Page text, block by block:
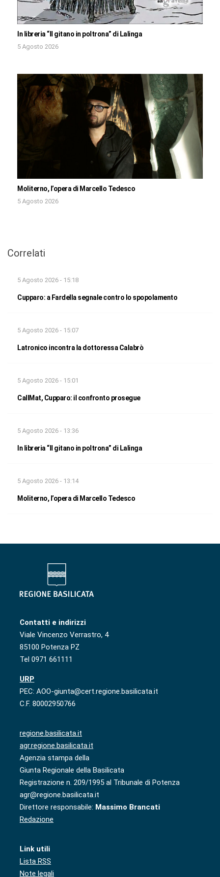
In libreria “Il gitano in poltrona” di Lalinga
5 Agosto 2026
Moliterno, l’opera di Marcello Tedesco
5 Agosto 2026
Correlati
5 Agosto 2026 - 15:18
Cupparo: a Fardella segnale contro lo spopolamento
5 Agosto 2026 - 15:07
Latronico incontra la dottoressa Calabrò
5 Agosto 2026 - 15:01
CallMat, Cupparo: il confronto prosegue
5 Agosto 2026 - 13:36
In libreria “Il gitano in poltrona” di Lalinga
5 Agosto 2026 - 13:14
Moliterno, l’opera di Marcello Tedesco
Contatti e indirizzi
Viale Vincenzo Verrastro, 4
85100 Potenza PZ
Tel 0971 661111
URP
PEC: AOO-giunta@cert.regione.basilicata.it
C.F. 80002950766
regione.basilicata.it
agr.regione.basilicata.it
Agenzia stampa della
Giunta Regionale della Basilicata
Registrazione n. 209/1995 al Tribunale di Potenza
agr@regione.basilicata.it
Direttore responsabile: Massimo Brancati
Redazione
Link utili
Lista RSS
Note legali